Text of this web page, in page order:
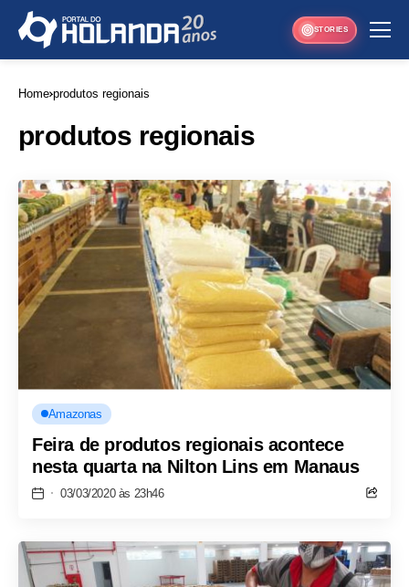
STORIES
Home produtos regionais
produtos regionais
Amazonas
Feira de produtos regionais acontece
nesta quarta na Nilton Lins em Manaus
03/03/2020 às 23h46